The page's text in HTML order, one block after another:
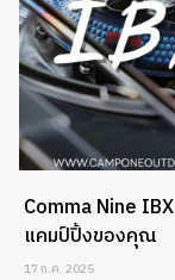
Comma Nine
แคมป์ปิ้งของคุณ
17 ก.ค. 2025